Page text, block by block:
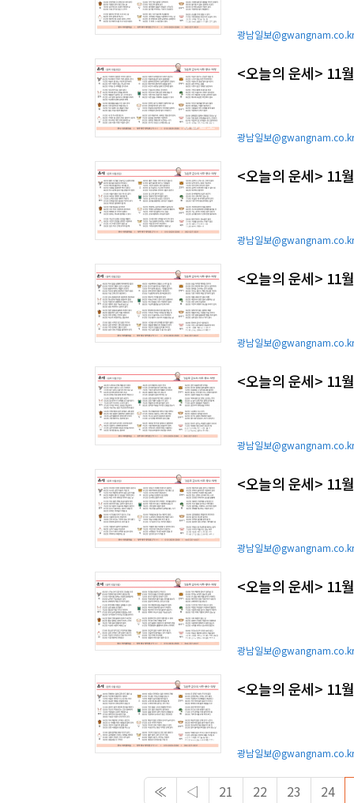
광남일보
<오늘의 운세> 11
광남일보
<오늘의 운세> 11
광남일보
<오늘의 운세> 11
광남일보
<오늘의 운세> 11
광남일보
<오늘의 운세> 11
광남일보
<오늘의 운세> 11
광남일보
<오늘의 운세> 11
광남일보
≪ ◁ 21 22 23 24